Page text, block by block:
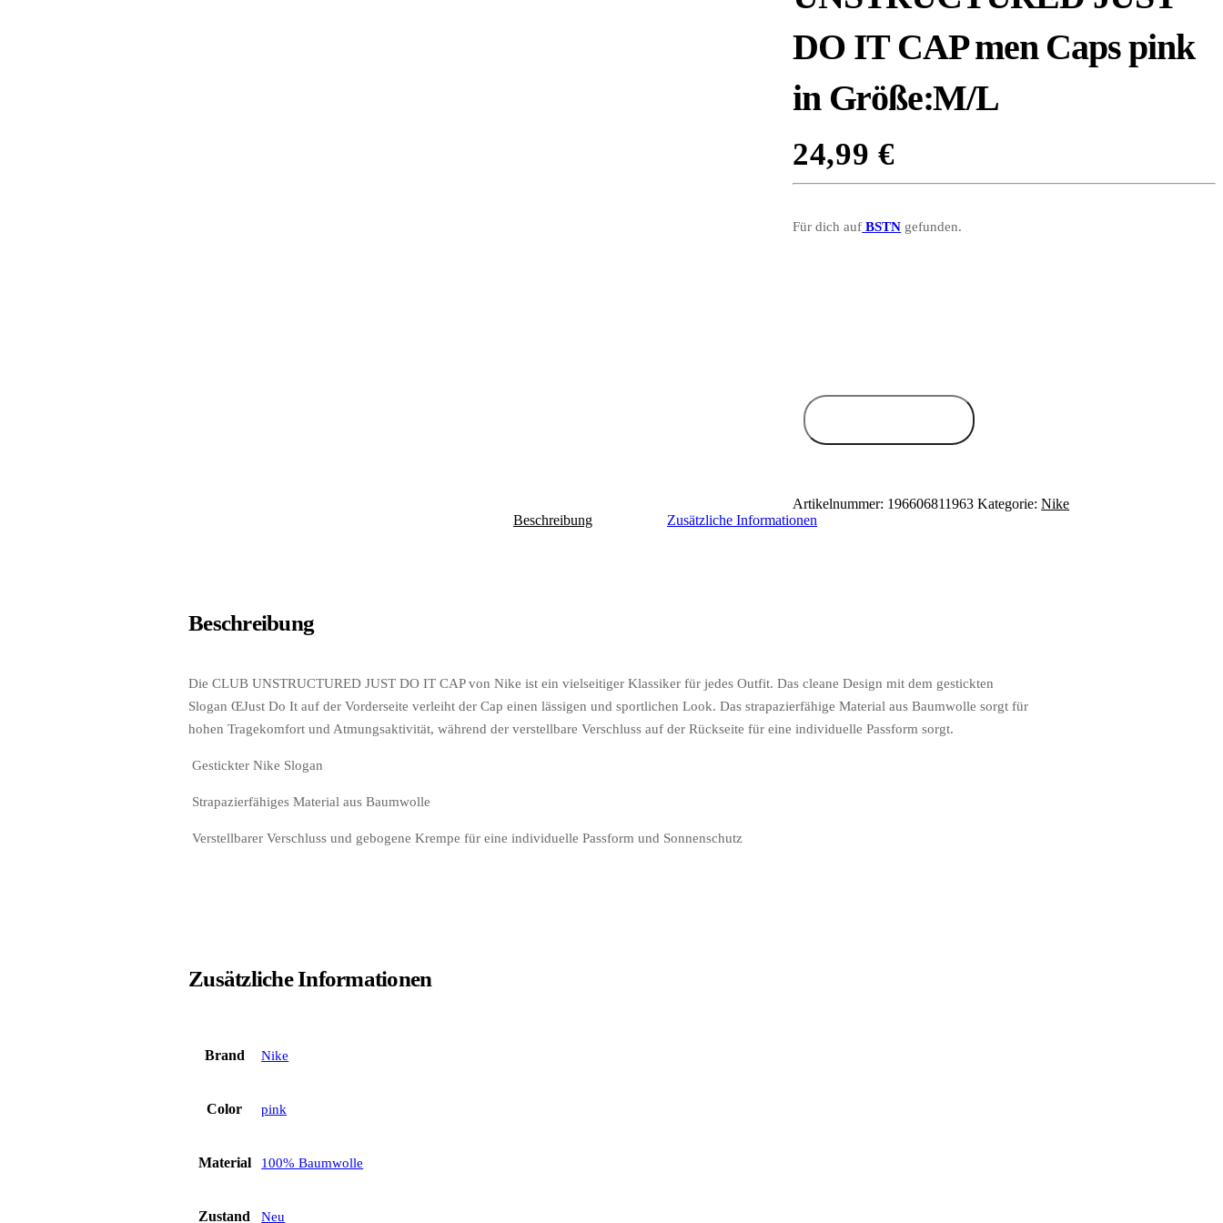
DO IT CAP men Caps pink
in Größe:M/L
24,99 €
Für dich auf BSTN gefunden.
Artikelnummer: 196606811963 Kategorie:Nike
Beschreibung
Zusätzliche Informationen
Beschreibung
Die CLUB UNSTRUCTURED JUST DO IT CAP von Nike ist ein vielseitiger Klassiker für jedes Outfit. Das cleane Design mit dem gestickten
Slogan ŒJust Do It auf der Vorderseite verleiht der Cap einen lässigen und sportlichen Look. Das strapazierfähige Material aus Baumwolle sorgt für
hohen Tragekomfort und Atmungsaktivität, während der verstellbare Verschluss auf der Rückseite für eine individuelle Passform sorgt.
 Gestickter Nike Slogan
 Strapazierfähiges Material aus Baumwolle
 Verstellbarer Verschluss und gebogene Krempe für eine individuelle Passform und Sonnenschutz
Zusätzliche Informationen
Brand Nike
Color pink
Material 100% Baumwolle
Zustand Neu